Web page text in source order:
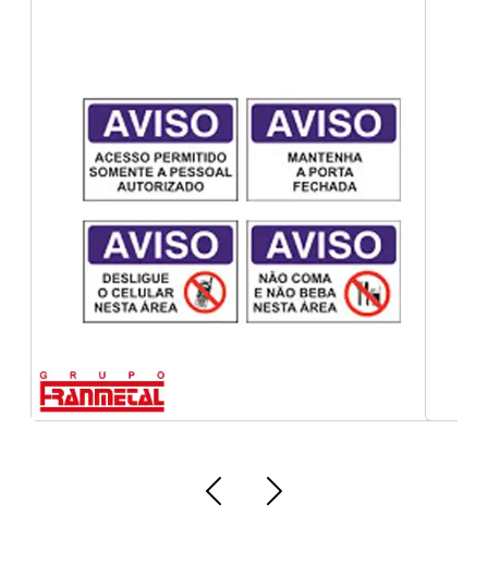
Adesivos para segurança do trabalho